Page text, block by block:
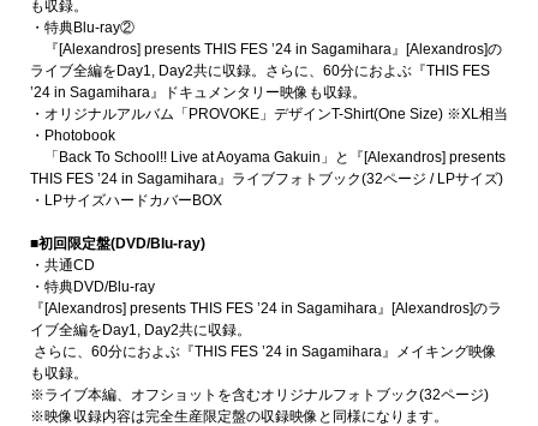
も収録。
・特典Blu-ray②
『[Alexandros] presents THIS FES ’24 in Sagamihara』[Alexandros]の
ライブ全編をDay1, Day2共に収録。さらに、60分におよぶ『THIS FES
’24 in Sagamihara』ドキュメンタリー映像も収録。
・オリジナルアルバム「PROVOKE」デザインT-Shirt(One Size) ※XL相当
・Photobook
「Back To School!! Live at Aoyama Gakuin」と『[Alexandros] presents
THIS FES ’24 in Sagamihara』ライブフォトブック(32ページ / LPサイズ)
・LPサイズハードカバーBOX
■初回限定盤(DVD/Blu-ray)
・共通CD
・特典DVD/Blu-ray
『[Alexandros] presents THIS FES ’24 in Sagamihara』[Alexandros]のラ
イブ全編をDay1, Day2共に収録。
さらに、60分におよぶ『THIS FES ’24 in Sagamihara』メイキング映像
も収録。
※ライブ本編、オフショットを含むオリジナルフォトブック(32ページ)
※映像収録内容は完全生産限定盤の収録映像と同様になります。